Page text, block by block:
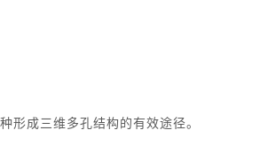
成三维多孔结构的有效途径。